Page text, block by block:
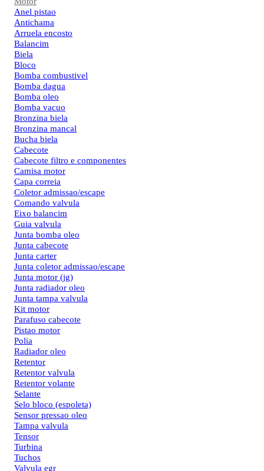
Anel pistao
Antichama
Arruela encosto
Balancim
Biela
Bloco
Bomba combustivel
Bomba dagua
Bomba oleo
Bomba vacuo
Bronzina biela
Bronzina mancal
Bucha biela
Cabecote
Cabecote filtro e componentes
Camisa motor
Capa correia
Coletor admissao/escape
Comando valvula
Eixo balancim
Guia valvula
Junta bomba oleo
Junta cabecote
Junta carter
Junta coletor admissao/escape
Junta motor (jg)
Junta radiador oleo
Junta tampa valvula
Kit motor
Parafuso cabecote
Pistao motor
Polia
Radiador oleo
Retentor
Retentor valvula
Retentor volante
Selante
Selo bloco (espoleta)
Sensor pressao oleo
Tampa valvula
Tensor
Turbina
Tuchos
Valvula egr